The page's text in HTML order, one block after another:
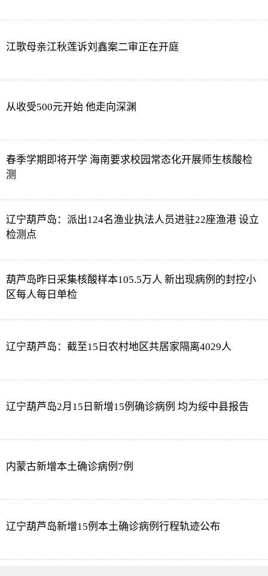
江歌母亲江秋莲诉刘鑫案二审正在开庭
从收受500元开始 他走向深渊
春季学期即将开学 海南要求校园常态化开展师生核酸检
测
辽宁葫芦岛：派出124名渔业执法人员进驻22座渔港 设立
检测点
葫芦岛昨日采集核酸样本105.5万人 新出现病例的封控小
区每人每日单检
辽宁葫芦岛：截至15日农村地区共居家隔离4029人
辽宁葫芦岛2月15日新增15例确诊病例 均为绥中县报告
内蒙古新增本土确诊病例7例
辽宁葫芦岛新增15例本土确诊病例行程轨迹公布